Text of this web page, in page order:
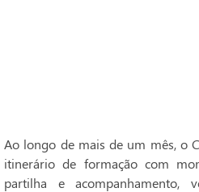
Ao longo de mais de um mês, o
itinerário de formação com
partilha e acompanhamento,